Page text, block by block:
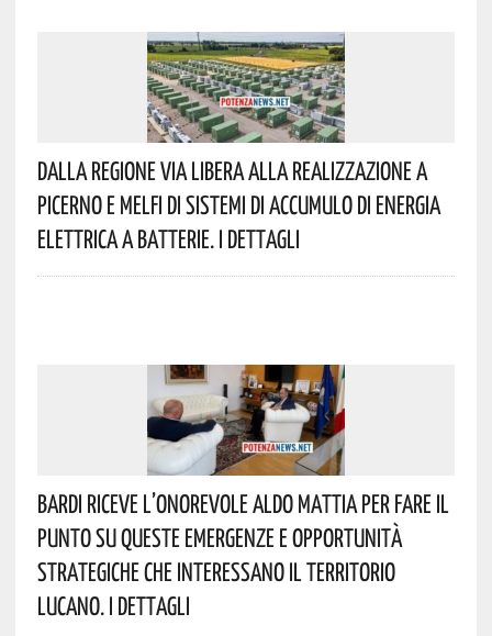
Dalla Regione Via Libera Alla Realizzazione A
Picerno E Melfi Di Sistemi Di Accumulo Di Energia
Elettrica A Batterie. I Dettagli
Bardi Riceve L’onorevole Aldo Mattia Per Fare Il
Punto Su Queste Emergenze E Opportunità
Strategiche Che Interessano Il Territorio
Lucano. I Dettagli